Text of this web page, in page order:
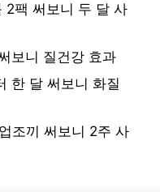
2팩 써보니 두 달 사
보니 질건강 효과
한 달 써보니 화질
조끼 써보니 2주 사